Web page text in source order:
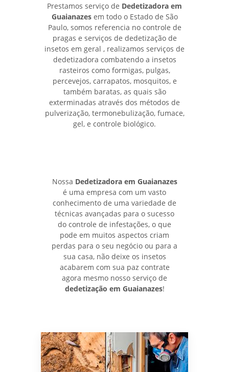
Prestamos serviço de Dedetizadora em
Guaianazesem todo o Estado de São
Paulo, somos referencia no controle de
pragas e serviços de dedetização de
insetos em geral , realizamos serviços de
dedetizadora combatendo a insetos
rasteiros como formigas, pulgas,
percevejos, carrapatos, mosquitos, e
também baratas, as quais são
exterminadas através dos métodos de
pulverização, termonebulização, fumace,
gel, e controle biológico.
Nossa Dedetizadora em Guaianazes
é uma empresa com um vasto
conhecimento de uma variedade de
técnicas avançadas para o sucesso
do controle de infestações, o que
pode em muitos aspectos criam
perdas para o seu negócio ou para a
sua casa, não deixe os insetos
acabarem com sua paz contrate
agora mesmo nosso serviço de
dedetização em Guaianazes!